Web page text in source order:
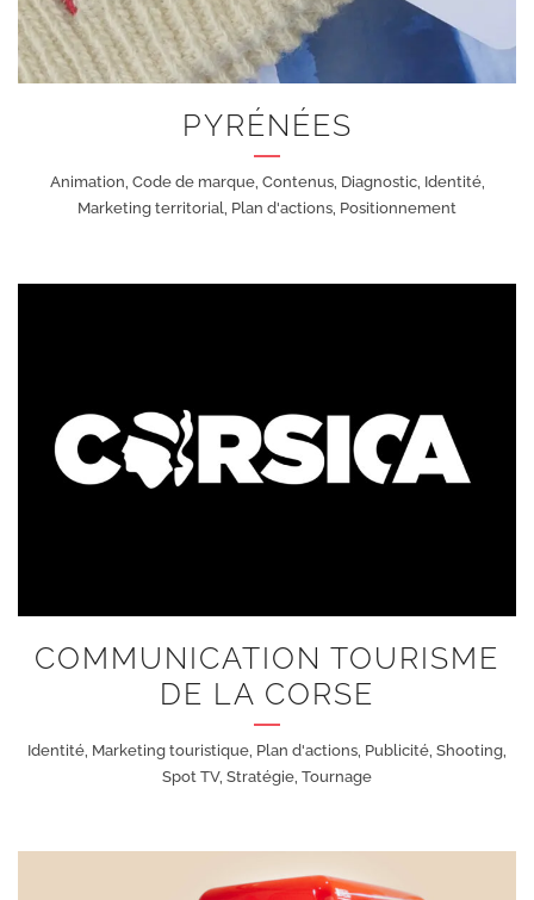
PYRÉNÉES
Animation, Code de marque, Contenus, Diagnostic, Identité,
Marketing territorial, Plan d'actions, Positionnement
+
COMMUNICATION TOURISME
DE LA CORSE
Identité, Marketing touristique, Plan d'actions, Publicité, Shooting,
Spot TV, Stratégie, Tournage